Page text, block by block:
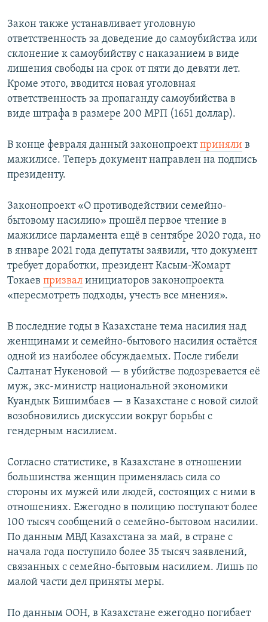
Закон также устанавливает уголовную
ответственность за доведение до самоубийства или
склонение к самоубийству с наказанием в виде
лишения свободы на срок от пяти до девяти лет.
Кроме этого, вводится новая уголовная
ответственность за пропаганду самоубийства в
виде штрафа в размере 200 МРП (1651 доллар).
В конце февраля данный законопроектприняли в
мажилисе. Теперь документ направлен на подпись
президенту.
Законопроект «О противодействии семейно-
бытовому насилию» прошёл первое чтение в
мажилисе парламента ещё в сентябре 2020 года, но
в январе 2021 года депутаты заявили, что документ
требует доработки, президент Касым-Жомарт
Токаев призвал инициаторов законопроекта
«пересмотреть подходы, учесть все мнения».
В последние годы в Казахстане тема насилия над
женщинами и семейно-бытового насилия остаётся
одной из наиболее обсуждаемых. После гибели
Салтанат Нукеновой — в убийстве подозревается её
муж, экс-министр национальной экономики
Куандык Бишимбаев — в Казахстане с новой силой
возобновились дискуссии вокруг борьбы с
гендерным насилием.
Согласно статистике, в Казахстане в отношении
большинства женщин применялась сила со
стороны их мужей или людей, состоящих с ними в
отношениях. Ежегодно в полицию поступают более
100 тысяч сообщений о семейно-бытовом насилии.
По данным МВД Казахстана за май, в стране с
начала года поступило более 35 тысяч заявлений,
связанных с семейно-бытовым насилием. Лишь по
малой части дел приняты меры.
По данным ООН, в Казахстане ежегодно погибает